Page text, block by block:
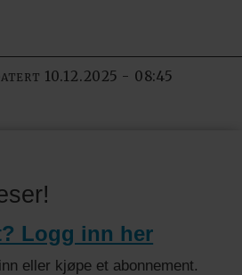
10.12.2025 - 08:45
Logg inn her
eller kjøpe et abonnement.